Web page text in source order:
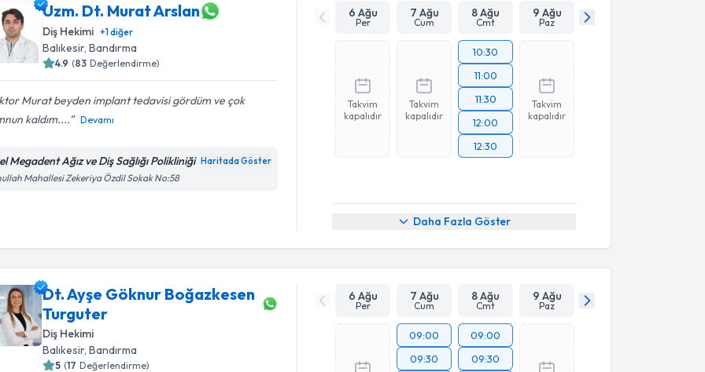
Uzm. Dt. Murat Arslan
Diş Hekimi +1diğer
Balıkesir, Bandırma
4.9 (83 Değerlendirme)
Murat beyden implant tedavisi gördüm ve çok
kaldım....
Devamı
Megadent Ağız ve Diş Sağlığı Polikliniği Haritada Göster
Mahallesi Zekeriya Özdil Sokak No:58
6 Ağu
Per
7 Ağu
Cum
8 Ağu
Cmt
9 Ağu
Paz
Takvim
kapalıdır
Takvim
kapalıdır
10:30
11:00
11:30
12:00
12:30
Takvim
kapalıdır
Daha Fazla Göster
Dt. Ayşe Göknur Boğazkesen
Turguter
Diş Hekimi
Balıkesir, Bandırma
5 (17 Değerlendirme)
6 Ağu
Per
7 Ağu
Cum
8 Ağu
Cmt
9 Ağu
Paz
09:00
09:30
09:00
09:30